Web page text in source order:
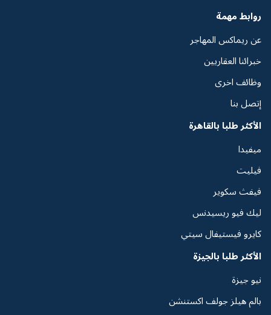
روابط مهمة
عن ريماكس المهاجر
خبرائنا العقاريين
وظائف اخرى
إتصل بنا
الأكثر طلبا بالقاهرة
ميفيدا
فيليت
فيفث سكوير
ليك فيو ريسيدنس
كايرو فيستيفال سيتي
الأكثر طلبا بالجيزة
نيو جيزة
بالم هيلز جولف اكستنشن